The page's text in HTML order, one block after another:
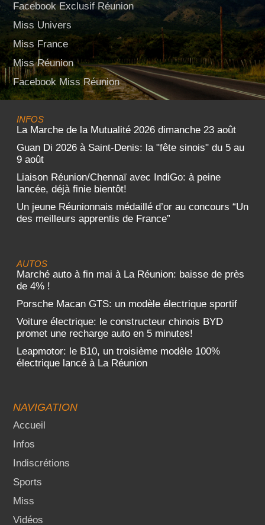
Facebook Exclusif Réunion
Miss Univers
Miss France
Miss Réunion
Facebook Miss Réunion
INFOS
La Marche de la Mutualité 2026 dimanche 23 août
Guan Di 2026 à Saint-Denis: la "fête sinois" du 5 au
9 août
Liaison Réunion/Chennaï avec IndiGo: à peine
lancée, déjà finie bientôt!
Un jeune Réunionnais médaillé d’or au concours “Un
des meilleurs apprentis de France”
AUTOS
Marché auto à fin mai à La Réunion: baisse de près
de 4% !
Porsche Macan GTS: un modèle électrique sportif
Voiture électrique: le constructeur chinois BYD
promet une recharge auto en 5 minutes!
Leapmotor: le B10, un troisième modèle 100%
électrique lancé à La Réunion
NAVIGATION
Accueil
Infos
Indiscrétions
Sports
Miss
Vidéos